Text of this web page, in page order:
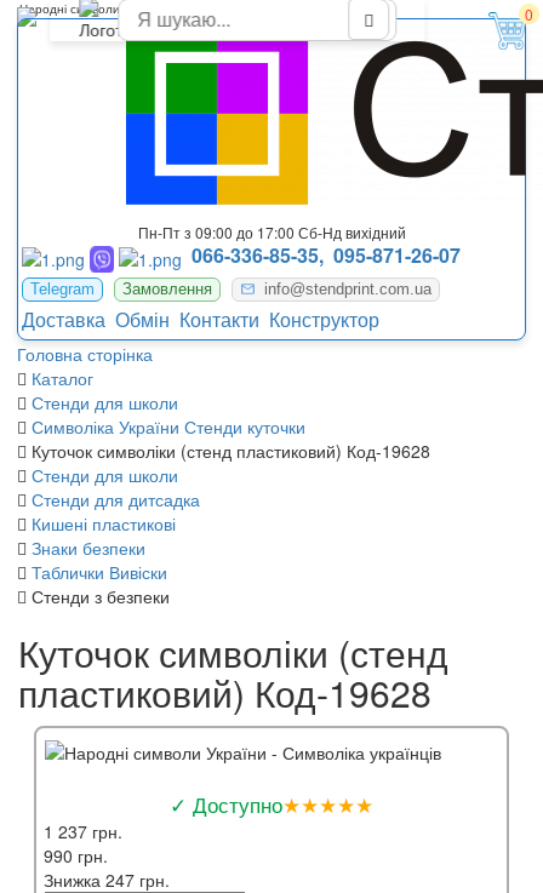
0
Пн-Пт з 09:00 до 17:00 Сб-Нд вихідний
066-336-85-35, 095-871-26-07
Telegram Замовлення info@stendprint.com.ua
Доставка Обмін Контакти Конструктор
Головна сторінка
Каталог
Стенди для школи
Символіка України Стенди куточки
Куточок символіки (стенд пластиковий) Код-19628
Стенди для школи
Стенди для дитсадка
Кишені пластикові
Знаки безпеки
Таблички Вивіски
Стенди з безпеки
Народні символи України - Символіка українців
Куточок символіки (стенд
пластиковий) Код-19628
✓ Доступно★★★★★
1 237 грн.
990 грн.
Знижка 247 грн.